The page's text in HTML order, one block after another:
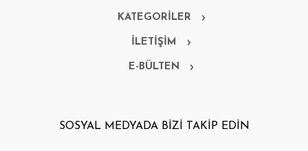
KATEGORİLER
İLETİŞİM
E-BÜLTEN
SOSYAL MEDYADA BİZİ TAKİP EDİN